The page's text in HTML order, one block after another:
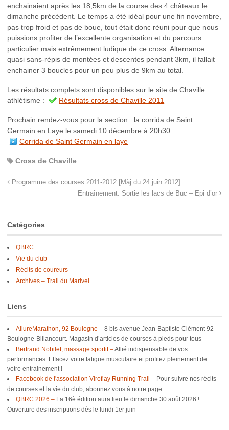
enchainaient après les 18,5km de la course des 4 châteaux le
dimanche précédent. Le temps a été idéal pour une fin novembre,
pas trop froid et pas de boue, tout était donc réuni pour que nous
puissions profiter de l’excellente organisation et du parcours
particulier mais extrêmement ludique de ce cross. Alternance
quasi sans-répis de montées et descentes pendant 3km, il fallait
enchainer 3 boucles pour un peu plus de 9km au total.
Les résultats complets sont disponibles sur le site de Chaville
athlétisme :
Résultats cross de Chaville 2011
Prochain rendez-vous pour la section: la corrida de Saint
Germain en Laye le samedi 10 décembre à 20h30 :
Corrida de Saint Germain en laye
Cross de Chaville
Programme des courses 2011-2012 [Màj du 24 juin 2012]
Entraînement: Sortie les lacs de Buc – Epi d’or
Catégories
QBRC
Vie du club
Récits de coureurs
Archives – Trail du Marivel
Liens
AllureMarathon, 92 Boulogne – 8 bis avenue Jean-Baptiste Clément 92
Boulogne-Billancourt. Magasin d’articles de courses à pieds pour tous
Bertrand Nobilet, massage sportif –Allié indispensable de vos
performances. Effacez votre fatigue musculaire et profitez pleinement de
votre entrainement !
Facebook de l'association Viroflay Running Trail – Pour suivre nos récits
de courses et la vie du club, abonnez vous à notre page
QBRC 2026 – La 16è édition aura lieu le dimanche 30 août 2026 !
Ouverture des inscriptions dès le lundi 1er juin